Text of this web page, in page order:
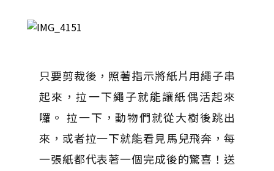
只要剪裁後，照著指示將紙片用繩子串
起來，拉一下繩子就能讓紙偶活起來
囉。 拉一下，動物們就從大樹後跳出
來，或者拉一下就能看見馬兒飛奔，每
一張紙都代表著一個完成後的驚喜！送